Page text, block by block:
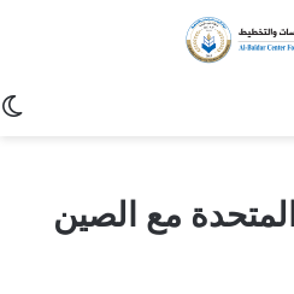
مع الصين